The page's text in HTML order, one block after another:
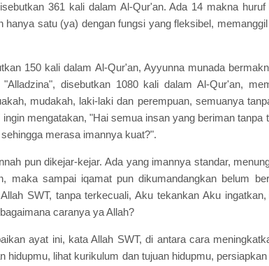
361 kali dalam Al-Qur'an. Ada 14 makna
hanya satu (ya) dengan fungsi yang fleksibel,
150 kali dalam Al-Qur'an, Ayyunna munada
disebutkan 1080 kali dalam Al-Qur'an,
mudakah, laki-laki dan perempuan, semuanya
mengatakan, "Hai semua insan yang beriman tanpa
merasa imannya kuat?".
pun dikejar-kejar. Ada yang imannya standar,
maka sampai iqamat pun dikumandangkan belum
SWT, tanpa terkecuali, Aku tekankan Aku
caranya ya Allah?
ayat ini, kata Allah SWT, di antara cara
hidupmu, lihat kurikulum dan tujuan hidupmu,